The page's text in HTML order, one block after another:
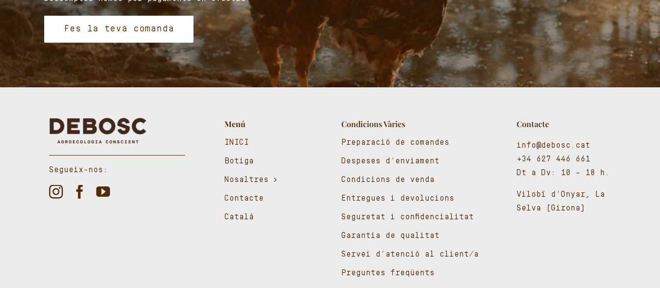
Fes la teva comanda
Segueix-nos:
Menú
INICI
Botiga
Nosaltres
Contacte
Català
Condicions Vàries
Preparació de comandes
Despeses d’enviament
Condicions de venda
Entregues i devolucions
Seguretat i confidencialitat
Garantia de qualitat
Servei d’atenció al client/a
Preguntes freqüents
Contacte
info@debosc.cat
+34 627 446 661
Dt a Dv: 10 – 18 h.
Vilobí d’Onyar, La
Selva (Girona)